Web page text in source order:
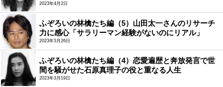
2023年4月2日
ふぞろいの林檎たち編（5）山田太一さんのリサーチ
力に感心「サラリーマン経験がないのにリアル」
2023年3月26日
ふぞろいの林檎たち編（4）恋愛遍歴と奔放発言で世
間を騒がせた石原真理子の役と重なる人生
2023年3月19日